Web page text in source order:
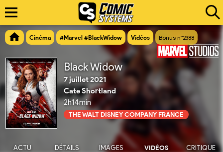
Cinéma #Marvel #BlackWidow Vidéos Bonus n°2388
Black Widow
7 juillet 2021
Cate Shortland
2h14min
THE WALT DISNEY COMPANY FRANCE
ACTU DÉTAILS IMAGES VIDÉOS CRITIQUE